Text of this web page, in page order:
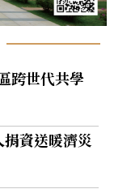
跨世代共學
資送暖濟災